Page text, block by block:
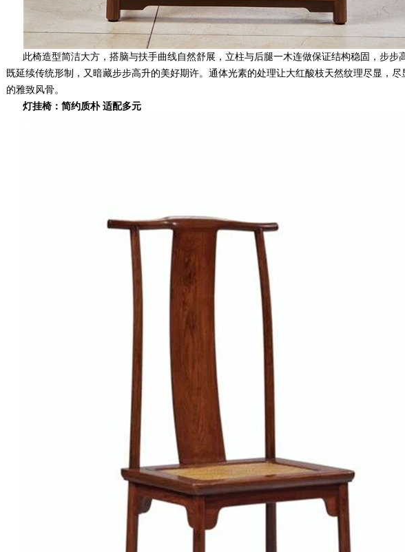
此椅造型简洁大方，搭脑与扶手曲线自然舒展，立柱与后腿一木连做保证结构稳固，步步
既延续传统形制，又暗藏步步高升的美好期许。通体光素的处理让大红酸枝天然纹理尽显，尽
的雅致风骨。
灯挂椅：简约质朴 适配多元